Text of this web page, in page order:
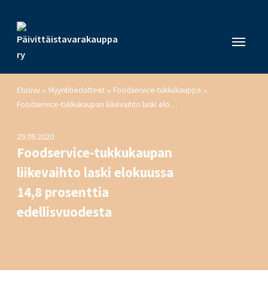
Etusivu > Myyntitiedotteet > Foodservice-tukkukauppa >
Foodservice-tukkukaupan liikevaihto laski elokuussa 14,8 prosenttia edellisvuodesta
29.09.2020
Foodservice-tukkukaupan
liikevaihto laski elokuussa
14,8 prosenttia
edellisvuodesta